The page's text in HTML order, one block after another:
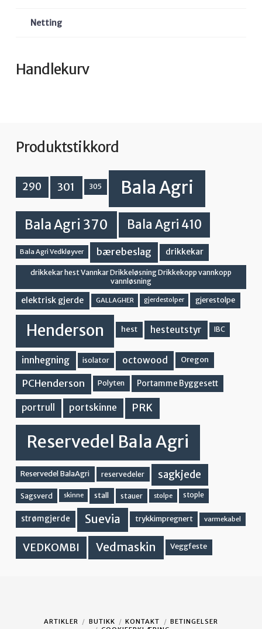
Netting
Handlekurv
Produktstikkord
290 301 305 Bala Agri
Bala Agri 370 Bala Agri 410
Bala Agri Vedkløyver bærebeslag drikkekar
drikkekar hest Vannkar Drikkeløsning Drikkekopp vannkopp
vannløsning
elektrisk gjerde GALLAGHER gjerdestolper gjerestolpe
Henderson hest hesteutstyr IBC
innhegning isolator octowood Oregon
PCHenderson Polyten Portamme Byggesett
portrull portskinne PRK
Reservedel Bala Agri
Reservedel BalaAgri reservedeler sagkjede
Sagsverd skinne stall stauer stolpe stople
strømgjerde Suevia trykkimpregnert varmekabel
VEDKOMBI Vedmaskin Veggfeste
ARTIKLER BUTIKK KONTAKT
BETINGELSER